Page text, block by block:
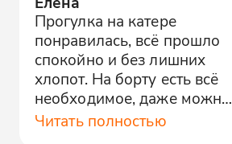
Прогулка на катере
понравилась, всё прошло
спокойно и без лишних
хлопот. На борту есть всё
необходимое, даже можно
устроить пикник.
Читать полностью